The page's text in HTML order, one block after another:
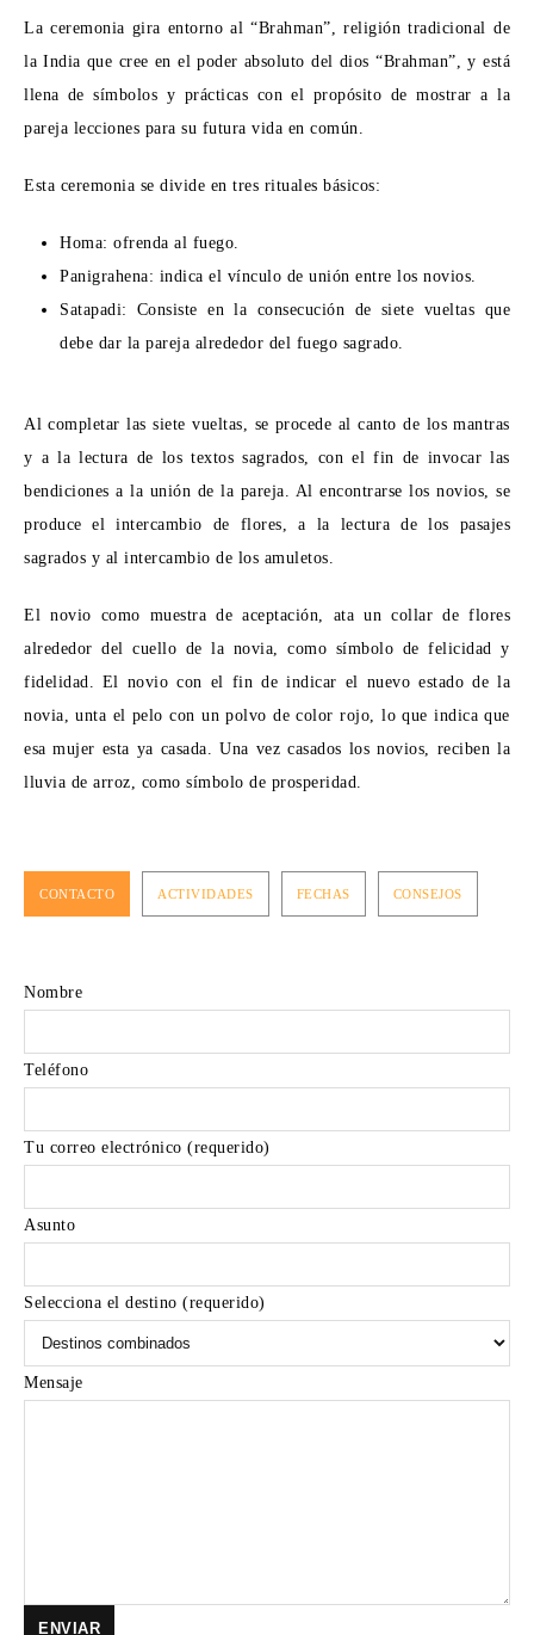
La ceremonia gira entorno al “Brahman”, religión tradicional de
la India que cree en el poder absoluto del dios “Brahman”, y está
llena de símbolos y prácticas con el propósito de mostrar a la
pareja lecciones para su futura vida en común.
Esta ceremonia se divide en tres rituales básicos:
Homa: ofrenda al fuego.
Panigrahena: indica el vínculo de unión entre los novios.
Satapadi: Consiste en la consecución de siete vueltas que
debe dar la pareja alrededor del fuego sagrado.
Al completar las siete vueltas, se procede al canto de los mantras
y a la lectura de los textos sagrados, con el fin de invocar las
bendiciones a la unión de la pareja. Al encontrarse los novios, se
produce el intercambio de flores, a la lectura de los pasajes
sagrados y al intercambio de los amuletos.
El novio como muestra de aceptación, ata un collar de flores
alrededor del cuello de la novia, como símbolo de felicidad y
fidelidad. El novio con el fin de indicar el nuevo estado de la
novia, unta el pelo con un polvo de color rojo, lo que indica que
esa mujer esta ya casada. Una vez casados los novios, reciben la
lluvia de arroz, como símbolo de prosperidad.
CONTACTO ACTIVIDADES FECHAS CONSEJOS
Nombre
Teléfono
Tu correo electrónico (requerido)
Asunto
Selecciona el destino (requerido)
Mensaje